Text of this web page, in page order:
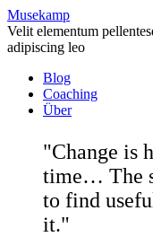
Musekamp
Velit elementum
adipiscing leo
Blog
Coaching
Über
"Change is
time… The
to find
it."